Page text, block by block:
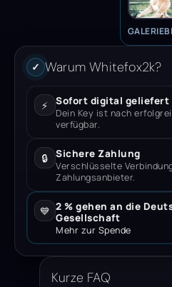
✓ Warum Whitefox2k?
⚡ Sofort digital geliefert
Dein Key ist nach
verfügbar.
🔒 Sichere Zahlung
Verschlüsselte
Zahlungsanbieter.
💙 2 % gehen an die
Gesellschaft
Mehr zur Spende
Kurze FAQ